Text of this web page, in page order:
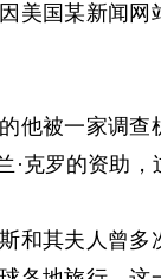
国某新闻网
被一家调查
·克罗的资助，
其夫人曾多